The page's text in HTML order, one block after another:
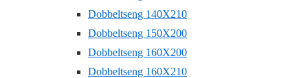
Dobbeltseng 140X210
Dobbeltseng 150X200
Dobbeltseng 160X200
Dobbeltseng 160X210